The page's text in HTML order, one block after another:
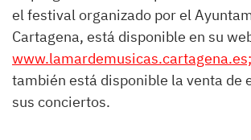
el festival organizado por el
Cartagena, está disponible en su
www.lamardemusicas.cartagena.es;
también está disponible la venta de
sus conciertos.